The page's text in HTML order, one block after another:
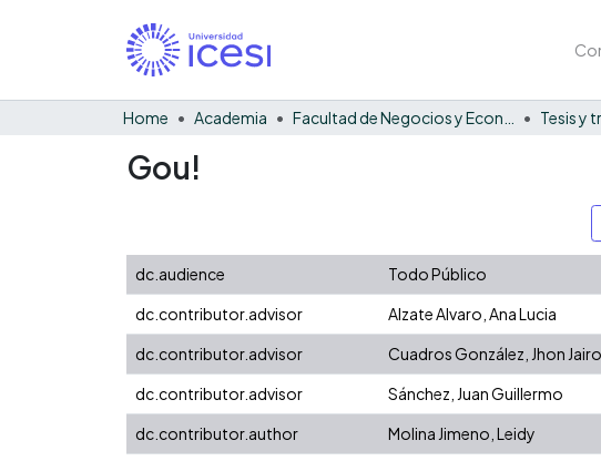
Home Academia Tesis y
Gou!
dc.audience
Todo Público
dc.contributor.advisor
Alzate Alvaro, Ana Lucia
dc.contributor.advisor
Cuadros González, Jhon Jairo
dc.contributor.advisor
Sánchez, Juan Guillermo
dc.contributor.author
Molina Jimeno, Leidy